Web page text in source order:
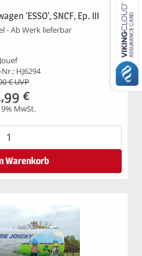
'ESSO', SNCF, Ep. III
- Ab Werk lieferbar
Jouef
HJ6294
€ UVP
€
MwSt.
Warenkorb